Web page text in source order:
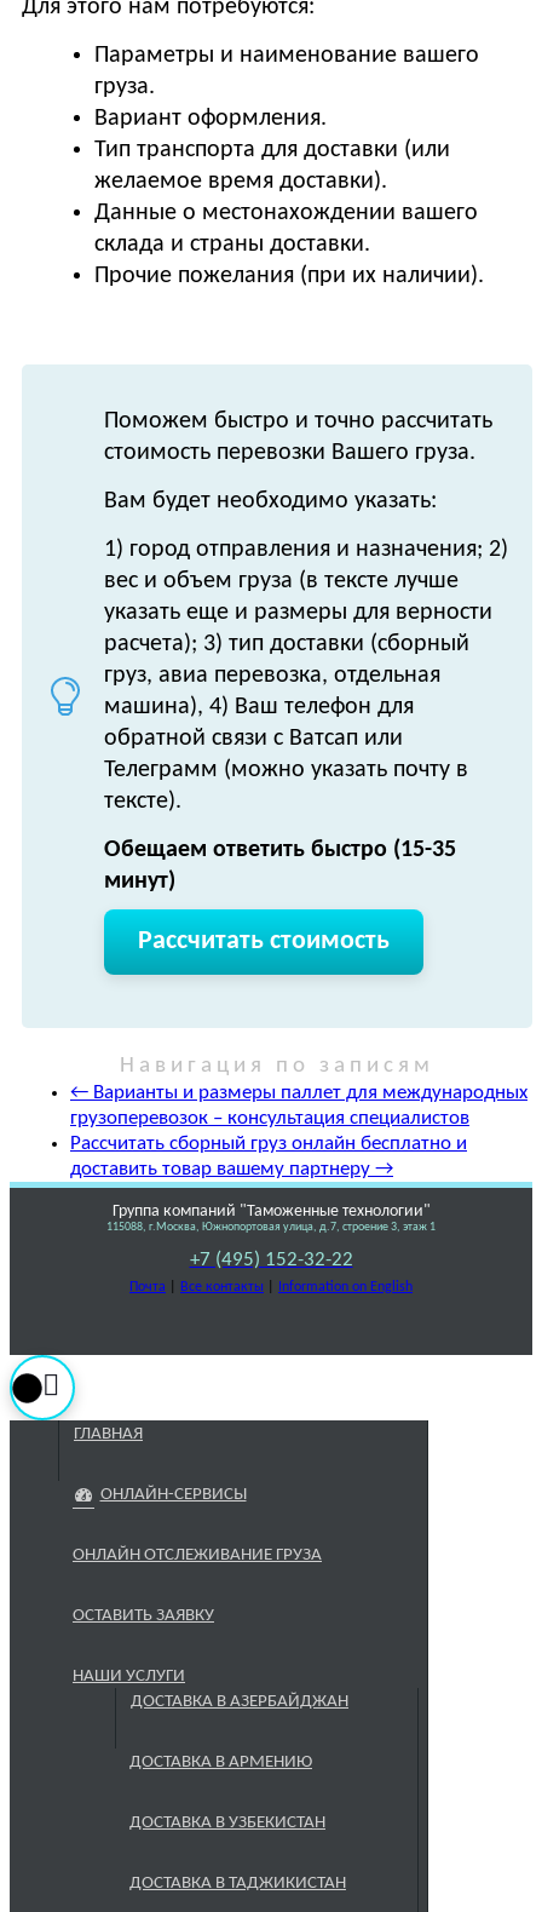
Для этого нам потребуются:
Параметры и наименование вашего
груза.
Вариант оформления.
Тип транспорта для доставки (или
желаемое время доставки).
Данные о местонахождении вашего
склада и страны доставки.
Прочие пожелания (при их наличии).
Поможем быстро и точно рассчитать
стоимость перевозки Вашего груза.
Вам будет необходимо указать:
1) город отправления и назначения; 2)
вес и объем груза (в тексте лучше
указать еще и размеры для верности
расчета); 3) тип доставки (сборный
груз, авиа перевозка, отдельная
машина), 4) Ваш телефон для
обратной связи с Ватсап или
Телеграмм (можно указать почту в
тексте).
Обещаем ответить быстро (15-35
минут)
Рассчитать стоимость
Навигация по записям
← Варианты и размеры паллет для международных
грузоперевозок – консультация специалистов
Рассчитать сборный груз онлайн бесплатно и
доставить товар вашему партнеру →
Группа компаний "Таможенные технологии"
115088, г.Москва, Южнопортовая улица, д.7, строение 3, этаж 1
+7 (495) 152-32-22
Почта Все контакты Information on English
ГЛАВНАЯ
ОНЛАЙН-СЕРВИСЫ
ОНЛАЙН ОТСЛЕЖИВАНИЕ ГРУЗА
ОСТАВИТЬ ЗАЯВКУ
НАШИ УСЛУГИ
ДОСТАВКА В АЗЕРБАЙДЖАН
ДОСТАВКА В АРМЕНИЮ
ДОСТАВКА В УЗБЕКИСТАН
ДОСТАВКА В ТАДЖИКИСТАН